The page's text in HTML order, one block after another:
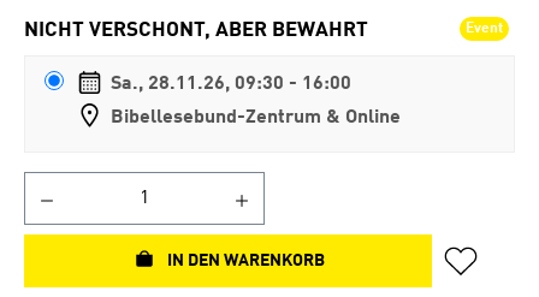
NICHT VERSCHONT, ABER BEWAHRT Event
Sa., 28.11.26, 09:30 - 16:00
Bibellesebund-Zentrum & Online
IN DEN WARENKORB